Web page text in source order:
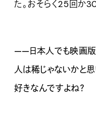
た。おそらく25回か
——日本人でも映画版
人は稀じゃないかと思
好きなんですよね？